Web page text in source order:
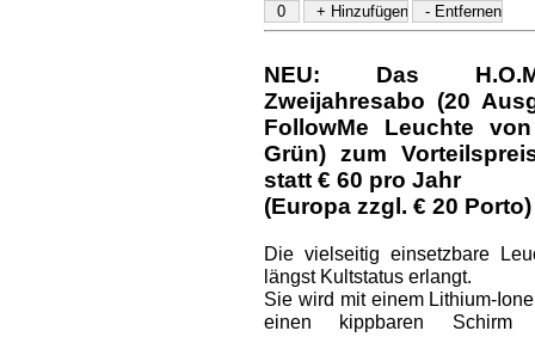
NEU: Das
Zweijahresabo (20
FollowMe Leuchte
Grün) zum
statt € 60 pro Jahr
(Europa zzgl. € 20 Porto)
Die vielseitig einsetzbare
längst Kultstatus erlangt.
Sie wird mit einem Lithium-
einen kippbaren Schirm